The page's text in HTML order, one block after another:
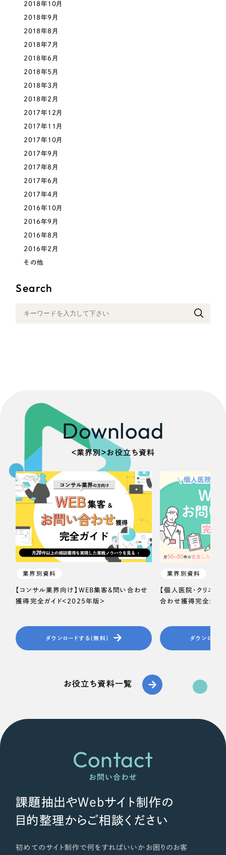
2018年10月
2018年9月
2018年8月
2018年7月
2018年6月
2018年5月
2018年3月
2018年2月
2017年12月
2017年11月
2017年10月
2017年9月
2017年8月
2017年6月
2017年4月
2016年10月
2016年9月
2016年8月
2016年2月
その他
Search
Download
＜業界別＞お役立ち資料
業界別資料
【コンサル業界向け】WEB集客＆問い合わせ
獲得完全ガイド＜2025年版＞
ダウンロードする（無料）
業界別資料
【個人医院・クリニッ
合わせ獲得完全ガイ
ダウンロード
お役立ち資料一覧
Contact
お問い合わせ
課題抽出やWebサイト制作の
目的整理からご相談ください
初めてのサイト制作で何をすればいいかお困りのお客